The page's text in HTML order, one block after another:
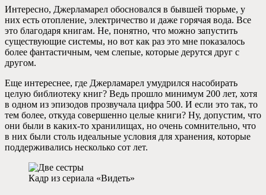
Интересно, Джерламарел обосновался в бывшей тюрьме, у
них есть отопление, электричество и даже горячая вода. Все
это благодаря книгам. Не, понятно, что можно запустить
существующие системы, но вот как раз это мне показалось
более фантастичным, чем слепые, которые дерутся друг с
другом.
Еще интереснее, где Джерламарел умудрился насобирать
целую библиотеку книг? Ведь прошло минимум 200 лет, хотя
в одном из эпизодов прозвучала цифра 500. И если это так, то
тем более, откуда совершенно целые книги? Ну, допустим, что
они были в каких-то хранилищах, но очень сомнительно, что
в них были столь идеальные условия для хранения, которые
поддерживались несколько сот лет.
Кадр из сериала «Видеть»